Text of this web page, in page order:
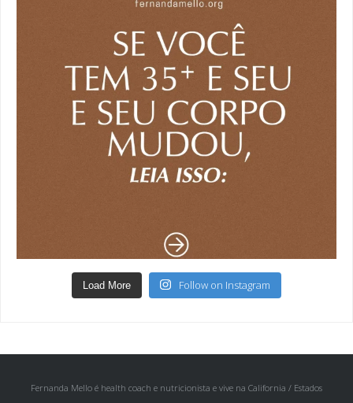
Load More Follow on Instagram
Unidos. Nesse blog ela traz dicas de como se alimentar de forma saudável